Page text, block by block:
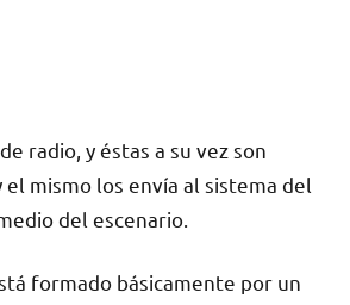
radio, y éstas a su vez son
mismo los envía al sistema del
del escenario.
formado básicamente por un